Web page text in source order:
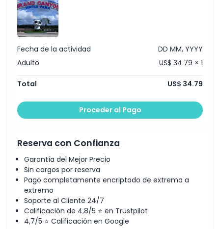
Exclusiones
No Adecuado Para
Horario de Apertura
Ubicación
Cómo Canjear
Política de Cancelación
Fecha de la actividad
DD MM, YYYY
Adulto
US$ 34.79 × 1
Total US$ 34.79
Proceder al Pago
Reserva con Confianza
Garantía del Mejor Precio
Sin cargos por reserva
Pago completamente encriptado de extremo a
extremo
Soporte al Cliente 24/7
Calificación de 4,8/5 ⭐ en Trustpilot
4,7/5 ⭐ Calificación en Google